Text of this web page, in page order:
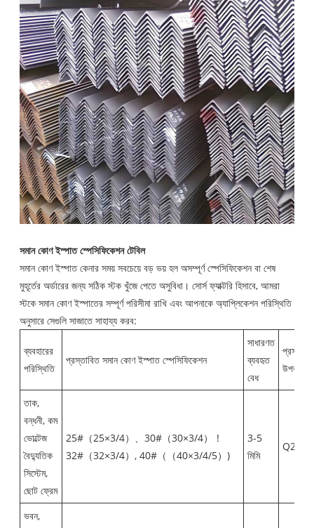
সমান কোণ ইস্পাত স্পেসিফিকেশন টেবিল
সমান কোণ ইস্পাত কেনার সময় সবচেয়ে বড় ভয় হল অসম্পূর্ণ স্পেসিফিকেশন বা শেষ
মুহূর্তের অর্ডারের জন্য সঠিক স্টক খুঁজে পেতে অসুবিধা। সোর্স ফ্যাক্টরি হিসাবে, আমরা
স্টকে সমান কোণ ইস্পাতের সম্পূর্ণ পরিসীমা রাখি এবং আপনাকে অ্যাপ্লিকেশন পরিস্থিতি
অনুসারে সেগুলি সাজাতে সাহায্য করব:
ব্যবহারের
পরিস্থিতি
প্রস্তাবিত সমান কোণ ইস্পাত স্পেসিফিকেশন
সাধারণত
ব্যবহৃত
বেধ
উপকরণ
তাক,
বন্ধনী, কম
ভোল্টেজ
বৈদ্যুতিক
সিস্টেম,
ছোট ফ্রেম
25#（25×3/4）、30#（30×3/4）！
32#（32×3/4）, 40#（（40×3/4/5）)
3-5
মিমি
Q235B
ভবন,